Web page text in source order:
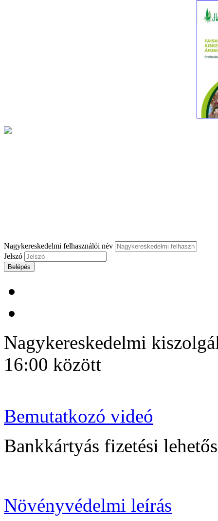
Nagykereskedelmi felhasználói név
Jelszó
Belépés
Nagykereskedelmi
16:00 között
Bemutatkozó videó
Bankkártyás fizetési
Növényvédelmi leírás